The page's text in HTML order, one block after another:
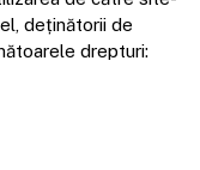
deținătorii de
drepturi: